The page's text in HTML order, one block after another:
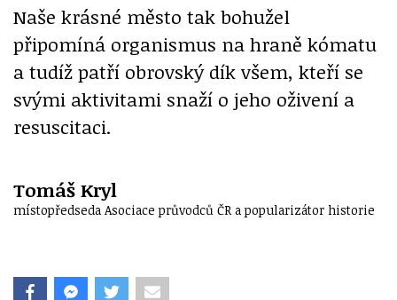
Naše krásné město tak bohužel
připomíná organismus na hraně kómatu
a tudíž patří obrovský dík všem, kteří se
svými aktivitami snaží o jeho oživení a
resuscitaci.
Tomáš Kryl
místopředseda Asociace průvodců ČR a popularizátor historie